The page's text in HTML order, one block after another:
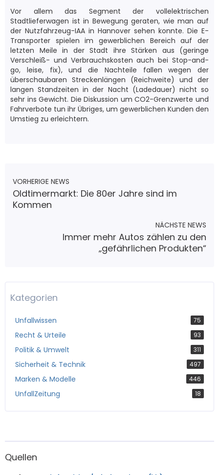
Vor allem das Segment der vollelektrischen
Stadtlieferwagen ist in Bewegung geraten, wie man auf
der Nutzfahrzeug-IAA in Hannover sehen konnte. Die E-
Transporter spielen im gewerblichen Bereich auf der
letzten Meile in der Stadt ihre Stärken aus (geringe
Verschleiß- und Verbrauchskosten auch bei Stop-and-
go, leise, fix), und die Nachteile fallen wegen der
überschaubaren Streckenlängen (Reichweite) und der
langen Standzeiten in der Nacht (Ladedauer) nicht so
sehr ins Gewicht. Die Diskussion um CO2-Grenzwerte und
Fahrverbote tun ihr Übriges, um gewerblichen Kunden den
Umstieg zu erleichtern.
VORHERIGE NEWS
Oldtimermarkt: Die 80er Jahre sind im
Kommen
NÄCHSTE NEWS
Immer mehr Autos zählen zu den
„gefährlichen Produkten“
Kategorien
Unfallwissen 75
Recht & Urteile 93
Politik & Umwelt 311
Sicherheit & Technik 497
Marken & Modelle 446
UnfallZeitung 18
Quellen